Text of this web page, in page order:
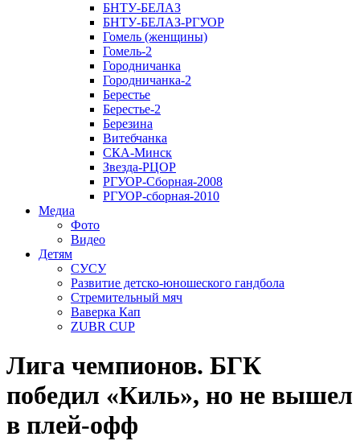
БНТУ-БЕЛАЗ
БНТУ-БЕЛАЗ-РГУОР
Гомель (женщины)
Гомель-2
Городничанка
Городничанка-2
Берестье
Берестье-2
Березина
Витебчанка
СКА-Минск
Звезда-РЦОР
РГУОР-Сборная-2008
РГУОР-сборная-2010
Медиа
Фото
Видео
Детям
СУСУ
Развитие детско-юношеского гандбола
Стремительный мяч
Ваверка Кап
ZUBR CUP
Лига чемпионов. БГК
победил «Киль», но не вышел
в плей-офф